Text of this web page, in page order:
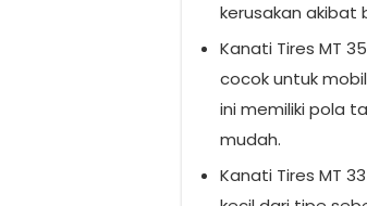
kerusakan
Kanati Tires MT
cocok untuk
ini memiliki pola
mudah.
Kanati Tires MT